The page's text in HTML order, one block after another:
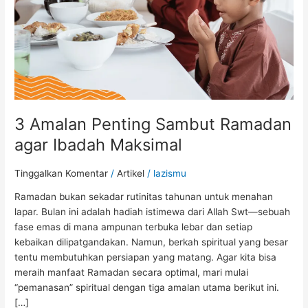
3 Amalan Penting Sambut Ramadan
agar Ibadah Maksimal
Tinggalkan Komentar /Artikel / lazismu
Ramadan bukan sekadar rutinitas tahunan untuk menahan
lapar. Bulan ini adalah hadiah istimewa dari Allah Swt—sebuah
fase emas di mana ampunan terbuka lebar dan setiap
kebaikan dilipatgandakan. Namun, berkah spiritual yang besar
tentu membutuhkan persiapan yang matang. Agar kita bisa
meraih manfaat Ramadan secara optimal, mari mulai
“pemanasan” spiritual dengan tiga amalan utama berikut ini.
[…]
Maksimal